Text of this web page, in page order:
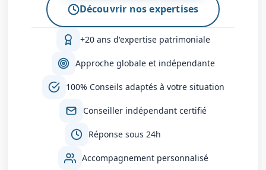
Découvrir nos expertises
+20 ans d'expertise patrimoniale
Approche globale et indépendante
100% Conseils adaptés à votre situation
Conseiller indépendant certifié
Réponse sous 24h
Accompagnement personnalisé